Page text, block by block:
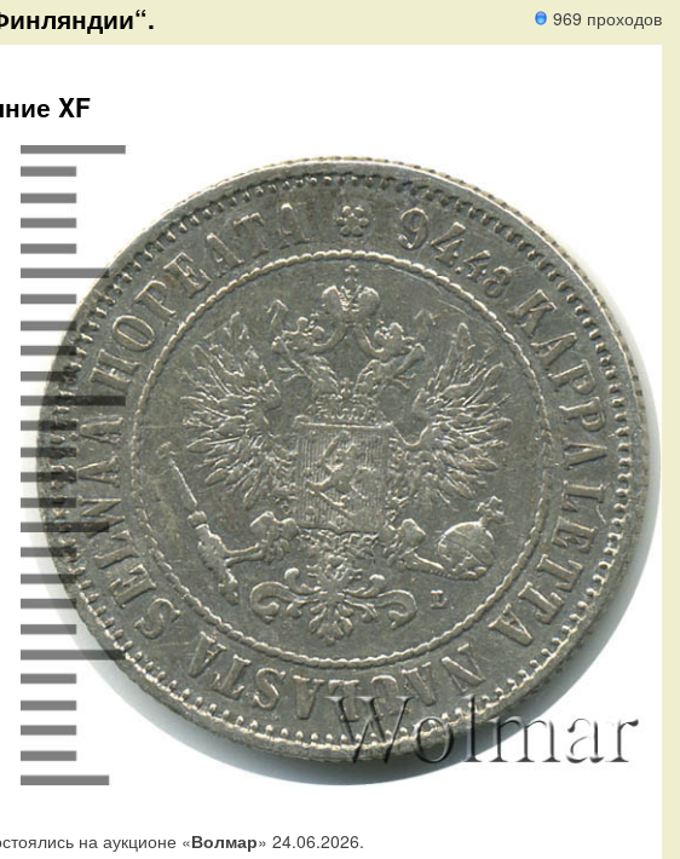
969 проходов
XF
на аукционе «Волмар» 24.06.2026.